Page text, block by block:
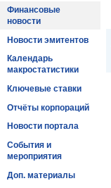
Финансовые
новости
Новости эмитентов
Календарь
макростатистики
Ключевые ставки
Отчёты корпораций
Новости портала
События и
мероприятия
Доп. материалы